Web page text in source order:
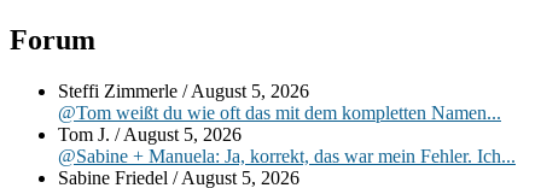
Primärer
Widgetbereich
Forum
Steffi Zimmerle /August 5, 2026
@Tom weißt du wie oft das mit dem kompletten Namen...
Tom J. /August 5, 2026
@Sabine + Manuela: Ja, korrekt, das war mein Fehler. Ich...
Sabine Friedel /August 5, 2026